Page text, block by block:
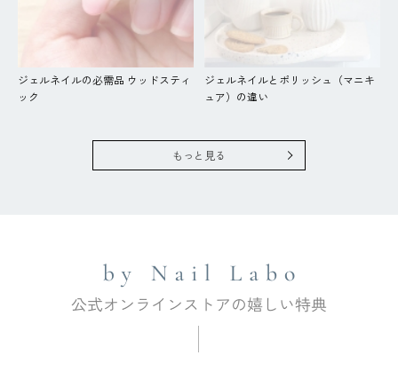
ジェルネイルの必需品 ウッドスティ
ック
ジェルネイルとポリッシュ（マニキ
ュア）の違い
もっと見る